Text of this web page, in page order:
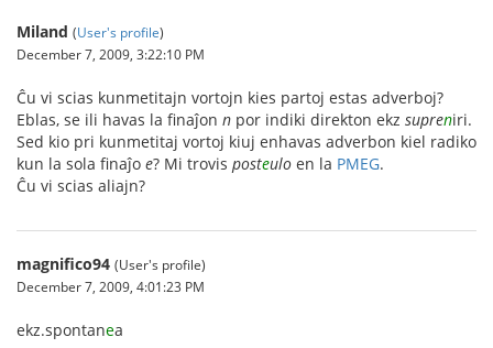
Miland (User's profile)
December 7, 2009, 3:22:10 PM
Ĉu vi scias kunmetitajn vortojn kies partoj estas adverboj?
Eblas, se ili havas la finaĵon n por indiki direkton ekz supreniri.
Sed kio pri kunmetitaj vortoj kiuj enhavas adverbon kiel radiko
kun la sola finaĵo e? Mi trovis posteulo en la PMEG.
Ĉu vi scias aliajn?
magnifico94 (User's profile)
December 7, 2009, 4:01:23 PM
ekz.spontanea